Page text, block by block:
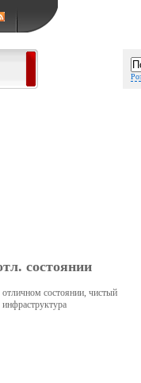
состоянии
состоянии, чистый